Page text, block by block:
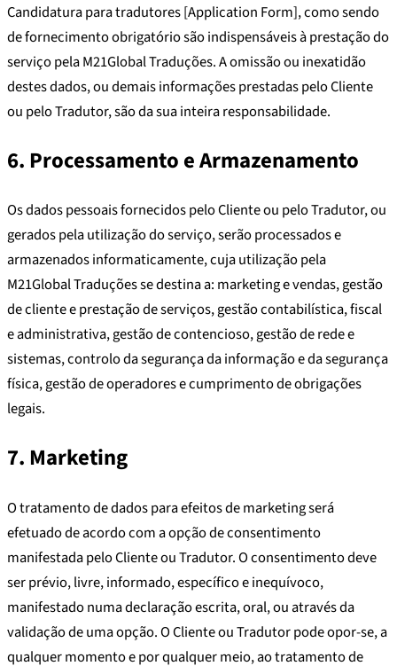
Candidatura para tradutores [Application Form], como sendo
de fornecimento obrigatório são indispensáveis à prestação do
serviço pela M21Global Traduções. A omissão ou inexatidão
destes dados, ou demais informações prestadas pelo Cliente
ou pelo Tradutor, são da sua inteira responsabilidade.
6. Processamento e Armazenamento
Os dados pessoais fornecidos pelo Cliente ou pelo Tradutor, ou
gerados pela utilização do serviço, serão processados e
armazenados informaticamente, cuja utilização pela
M21Global Traduções se destina a: marketing e vendas, gestão
de cliente e prestação de serviços, gestão contabilística, fiscal
e administrativa, gestão de contencioso, gestão de rede e
sistemas, controlo da segurança da informação e da segurança
física, gestão de operadores e cumprimento de obrigações
legais.
7. Marketing
O tratamento de dados para efeitos de marketing será
efetuado de acordo com a opção de consentimento
manifestada pelo Cliente ou Tradutor. O consentimento deve
ser prévio, livre, informado, específico e inequívoco,
manifestado numa declaração escrita, oral, ou através da
validação de uma opção. O Cliente ou Tradutor pode opor-se, a
qualquer momento e por qualquer meio, ao tratamento de